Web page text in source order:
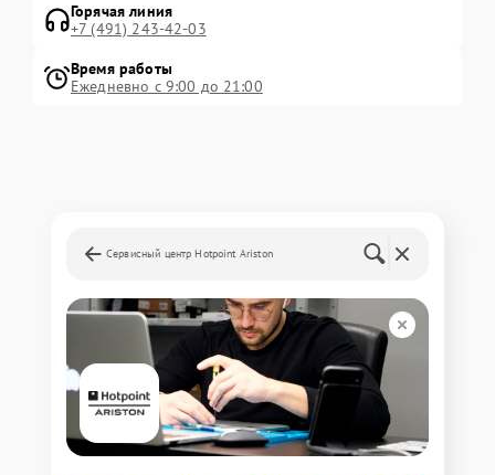
Горячая линия
+7 (491) 243-42-03
Время работы
Ежедневно с 9:00 до 21:00
Сервисный центр Hotpoint Ariston